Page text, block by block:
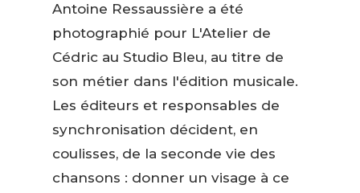
Antoine Ressaussière a été
photographié pour L'Atelier de
Cédric au Studio Bleu, au titre de
son métier dans l'édition musicale.
Les éditeurs et responsables de
synchronisation décident, en
coulisses, de la seconde vie des
chansons : donner un visage à ce